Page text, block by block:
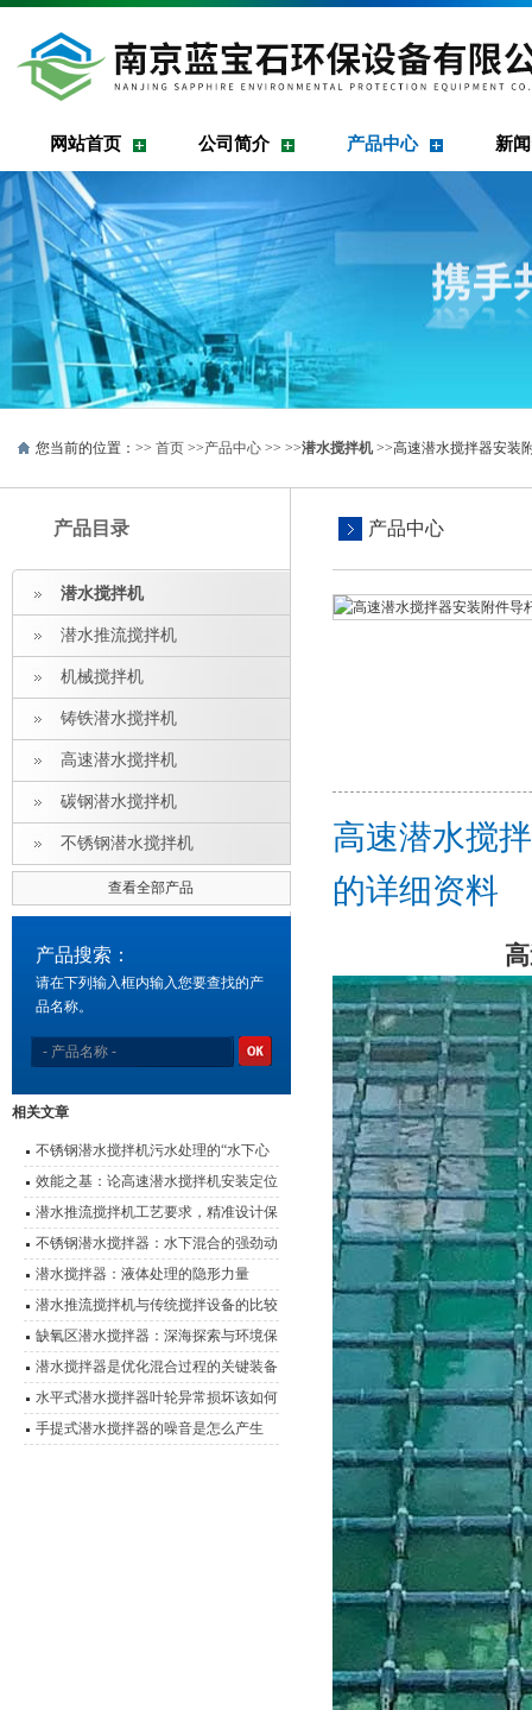
网站首页 公司简介 产品中心 新
您当前的位置：>> 首页 >>产品中心 >> >>潜水搅拌机>>高速潜水搅拌器安装
产品目录
潜水搅拌机
潜水推流搅拌机
机械搅拌机
铸铁潜水搅拌机
高速潜水搅拌机
碳钢潜水搅拌机
不锈钢潜水搅拌机
查看全部产品
产品搜索：
请在下列输入框内输入您要查找的产
品名称。
相关文章
不锈钢潜水搅拌机污水处理的“水下心
脏”
效能之基：论高速潜水搅拌机安装定位
的科学要诀
潜水推流搅拌机工艺要求，精准设计保
障水处理效能
不锈钢潜水搅拌器：水下混合的强劲动
力
潜水搅拌器：液体处理的隐形力量
潜水推流搅拌机与传统搅拌设备的比较
及优势对比
缺氧区潜水搅拌器：深海探索与环境保
护的设备
潜水搅拌器是优化混合过程的关键装备
水平式潜水搅拌器叶轮异常损坏该如何
有效解决呢？
手提式潜水搅拌器的噪音是怎么产生
产品中心
高速潜水搅
的详细资料